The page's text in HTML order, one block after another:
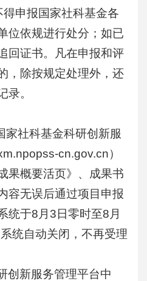
申报国家社科基金各
位依规进行处分；如已
回证书。凡在申报和评
，除按规定处理外，还
录。
家社科基金科研创新服
cn.gov.cn）
果概要活页》、成果书
容无误后通过项目申报
统于8月3日零时至8月
统自动关闭，不再受理
创新服务管理平台中